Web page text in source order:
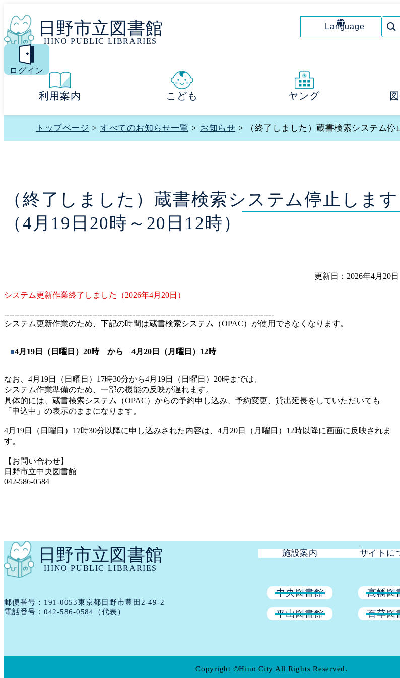
日野市立図書館
HINO PUBLIC LIBRARIES
Language
MENU
ログイン
利用案内 こども ヤング
トップページ > すべてのお知らせ一覧 > お知らせ > （終了しました）蔵書検索システム停
（終了しました）蔵書検索システム停止します
（4月19日20時～20日12時）
更新日：2026年4月20日
システム更新作業終了しました（2026年4月20日）
-----------------------------------------------------------------------------------------------------------
システム更新作業のため、下記の時間は蔵書検索システム（OPAC）が使用できなくなります。
4月19日（日曜日）20時 から 4月20日（月曜日）12時
なお、4月19日（日曜日）17時30分から4月19日（日曜日）20時までは、
システム作業準備のため、一部の機能の反映が遅れます。
具体的には、蔵書検索システム（OPAC）からの予約申し込み、予約変更、貸出延長をしていただいても
「申込中」の表示のままになります。
4月19日（日曜日）17時30分以降に申し込みされた内容は、4月20日（月曜日）12時以降に画面に反映されま
す。
【お問い合わせ】
日野市立中央図書館
042-586-0584
日野市立図書館
HINO PUBLIC LIBRARIES
郵便番号：191​-​0053東京都日野市豊田2-49-2
電話番号： 042-586-0584 （代表）
施設案内 サイトに
中央図書館 高幡図
平山図書館 百草図
Copyright ©Hino City All Rights Reserved.